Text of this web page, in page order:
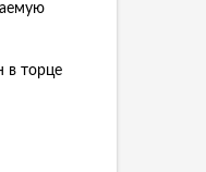
в торце